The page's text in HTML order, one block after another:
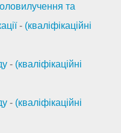
та
- (кваліфікаційні
- (кваліфікаційні
- (кваліфікаційні